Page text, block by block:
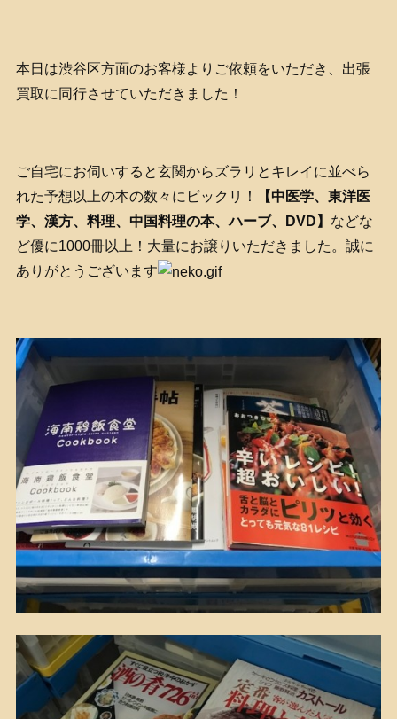
本日は渋谷区方面のお客様よりご依頼をいただき、出張
買取に同行させていただきました！
ご自宅にお伺いすると玄関からズラリとキレイに並べら
れた予想以上の本の数々にビックリ！
【中医学、東洋医
学、漢方、料理、中国料理の本、ハーブ、DVD】 などな
ど優に1000冊以上！大量にお譲りいただきました。誠に
ありがとうございます